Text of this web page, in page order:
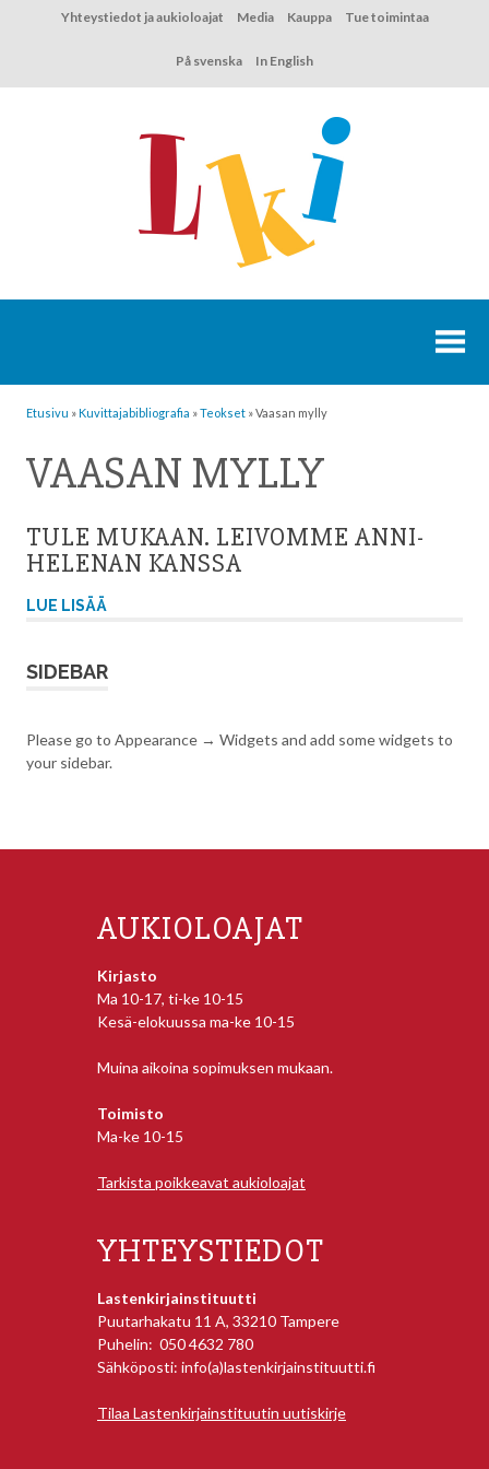
Yhteystiedot ja aukioloajat Media Kauppa Tue toimintaa
På svenska In English
Etusivu »Kuvittaja­bibliografia »Teokset »Vaasan mylly
VAASAN MYLLY
TULE MUKAAN. LEIVOMME ANNI-
HELENAN KANSSA
LUE LISÄÄ
SIDEBAR
Please go to Appearance → Widgets and add some widgets to
your sidebar.
AUKIOLOAJAT
Kirjasto
Ma 10-17, ti-ke 10-15
Kesä-elokuussa ma-ke 10-15
Muina aikoina sopimuksen mukaan.
Toimisto
Ma-ke 10-15
Tarkista poikkeavat aukioloajat
YHTEYSTIEDOT
Lastenkirjainstituutti
Puutarhakatu 11 A, 33210 Tampere
Puhelin: 050 4632 780
Sähköposti: info(a)lastenkirjainstituutti.fi
Tilaa Lastenkirjainstituutin uutiskirje